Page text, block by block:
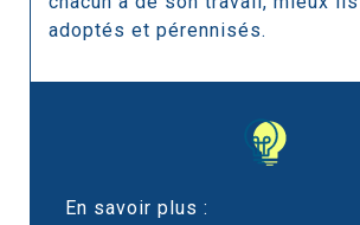
adoptés et pérennisés.
En savoir plus :